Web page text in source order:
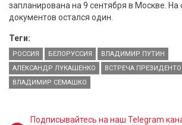
запланирована на 9 сентября в Москве. На
документов остался один.
Теги:
РОССИЯ БЕЛОРУССИЯ
ВЛАДИМИР ПУТИН
АЛЕКСАНДР ЛУКАШЕНКО
ВСТРЕЧА
ВЛАДИМИР СЕМАШКО
Подписывайтесь на наш Telegram